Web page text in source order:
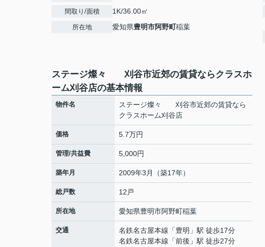
間取り/面積 1K/36.00㎡
所在地 愛知県豊明市阿野町稲葉
ステージ燦々 刈谷市近郊の賃貸ならクラスホ
ーム刈谷店の基本情報
物件名
ステージ燦々 刈谷市近郊の賃貸なら
クラスホーム刈谷店
価格 5.7万円
管理/共益費 5,000円
築年月 2009年3月（築17年）
総戸数 12戸
所在地 愛知県豊明市阿野町稲葉
交通 名鉄名古屋本線 「豊明 」駅 徒歩17分
名鉄名古屋本線 「前後 」駅 徒歩27分